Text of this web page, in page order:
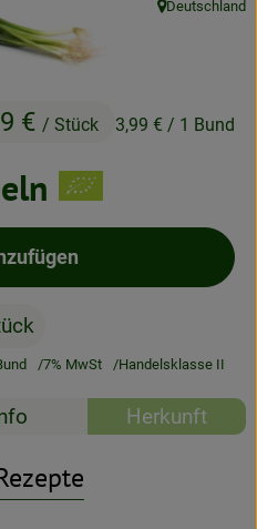
€ / Stück 3,99 € / 1 Bund
, Herkunft:
Deutschland
Produkt zum Warenkorb
7% MwSt Handelsklasse II
Herkunft